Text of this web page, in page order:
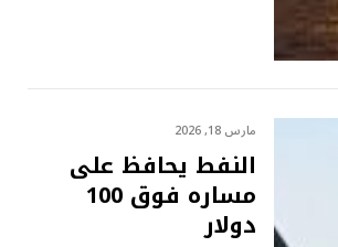
مارس 18, 2026
النفط يحافظ على
مساره فوق 100
دولار